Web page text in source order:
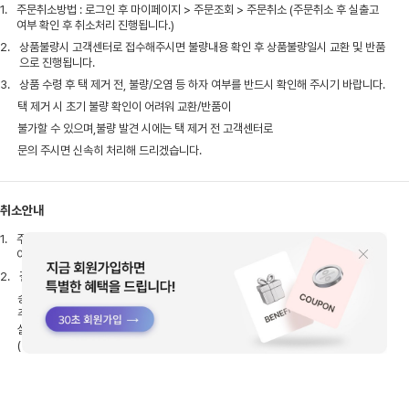
1.
주문취소방법 : 로그인 후 마이페이지 > 주문조회 > 주문취소 (주문취소 후 실출고
여부 확인 후 취소처리 진행됩니다.)
2.
상품불량시 고객센터로 접수해주시면 불량내용 확인 후 상품불량일시 교환 및 반품
으로 진행됩니다.
3.
상품 수령 후 택 제거 전, 불량/오염 등 하자 여부를 반드시 확인해 주시기 바랍니다.
택 제거 시 초기 불량 확인이 어려워 교환/반품이
불가할 수 있으며,불량 발견 시에는 택 제거 전 고객센터로
문의 주시면 신속히 처리해 드리겠습니다.
취소안내
1.
주문취소방법 : 로그인 후 마이페이지 > 주문조회 > 주문취소(주문취소 후 실출고
여부 확인 후 취소처리 진행됩니다.)
2.
결제완료 후 배송준비 상태로 확인이 되어도 이미 출고 과정에 있을 수 있습니다.
송장입력전이라도 실제 출고작업이 이루어진 상태에선
주문취소가 불가한점 참고 부탁드리며,
실출고 이후엔 상품 수령 후 반품으로 접수해주셔야 합니다.
(반품시 배송비는 고객님이 부담해주셔야 합니다)